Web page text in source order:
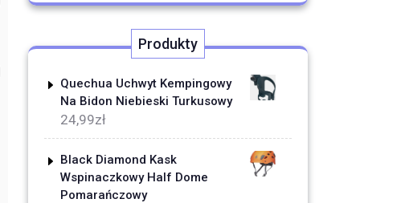
Produkty
Quechua Uchwyt Kempingowy
Na Bidon Niebieski Turkusowy
24,99zł
Black Diamond Kask
Wspinaczkowy Half Dome
Pomarańczowy